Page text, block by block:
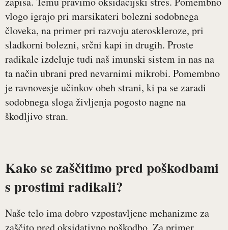
vlogo igrajo pri marsikateri bolezni sodobnega
človeka, na primer pri razvoju ateroskleroze, pri
sladkorni bolezni, srčni kapi in drugih. Proste
radikale izdeluje tudi naš imunski sistem in nas na
ta način ubrani pred nevarnimi mikrobi. Pomembno
je ravnovesje učinkov obeh strani, ki pa se zaradi
sodobnega sloga življenja pogosto nagne na
škodljivo stran.
Kako se zaščitimo pred poškodbami
s prostimi radikali?
Naše telo ima dobro vzpostavljene mehanizme za